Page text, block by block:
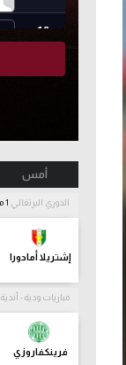
أمس
الدوري البرتغالي
إشتريلا أمادورا
مباريات ودية - أندية
فرينكفاروزي